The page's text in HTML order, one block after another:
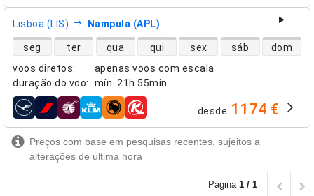
Lisboa (LIS) Nampula (APL)
voos diretos:
apenas voos com escala
duração do voo: mín. 21h 55min
disponibilidade de voos diretos
seg ter qua qui sex sáb dom
companhias aéreas desde 1174 €
Preços com base em pesquisas recentes, sujeitos a
alterações de última hora
Página 1 / 1